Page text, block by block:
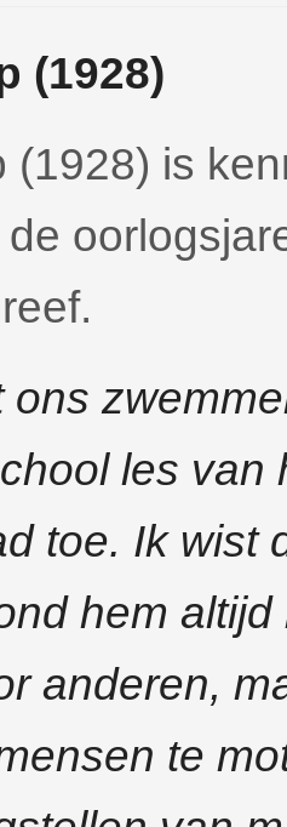
(1928)
(1928) is
ons
les van
toe. Ik wist
hem
anderen,
te